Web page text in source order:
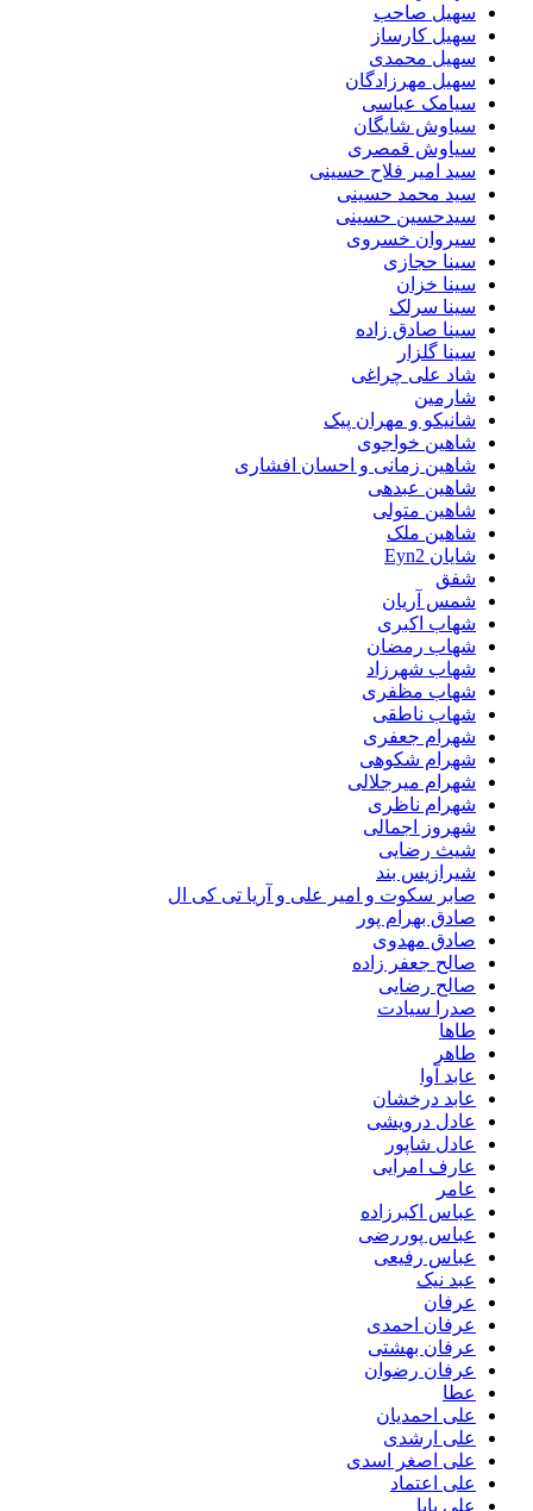
سهیل صاحب
سهیل کارساز
سهیل محمدی
سهیل مهرزادگان
سیامک عباسی
سیاوش شایگان
سیاوش قمصری
سید امیر فلاح حسینی
سید محمد حسینی
سیدحسین حسینی
سیروان خسروی
سینا حجازی
سینا خزان
سینا سرلک
سینا صادق زاده
سینا گلزار
شاد علی چراغی
شارمین
شانیکو و مهران پیک
شاهین خواجوی
شاهین زمانی و احسان افشاری
شاهین عبدهی
شاهین متولی
شاهین ملک
شایان Eyn2
شفق
شمس آریان
شهاب اکبری
شهاب رمضان
شهاب شهرزاد
شهاب مظفری
شهاب ناطقی
شهرام جعفری
شهرام شکوهی
شهرام میرجلالی
شهرام ناظری
شهروز اجمالی
شیث رضایی
شیرازیس بند
صابر سکوت و امیر علی و آریا تی کی ال
صادق بهرام پور
صادق مهدوی
صالح جعفر زاده
صالح رضایی
صدرا سیادت
طاها
طاهر
عابد آوا
عابد درخشان
عادل درویشی
عادل شاپور
عارف امرایی
عامر
عباس اکبرزاده
عباس پوررضی
عباس رفیعی
عبد نیک
عرفان
عرفان احمدی
عرفان بهشتی
عرفان رضوان
عطا
علی احمدیان
علی ارشدی
علی اصغر اسدی
علی اعتماد
علی بابا